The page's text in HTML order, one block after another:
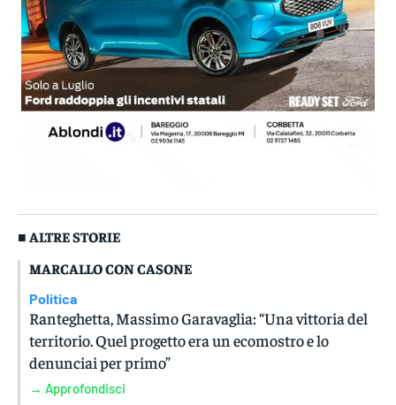
■ ALTRE STORIE
MARCALLO CON CASONE
Politica
Ranteghetta, Massimo Garavaglia: “Una vittoria del
territorio. Quel progetto era un ecomostro e lo
denunciai per primo”
→ Approfondisci